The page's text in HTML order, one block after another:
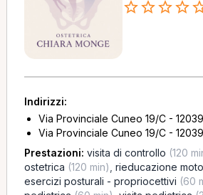
Indirizzi:
Via Provinciale Cuneo 19/C -
Via Provinciale Cuneo 19/C -
Prestazioni: visita di controllo (120
ostetrica (120 min) rieducazione
esercizi posturali - propriocettivi (60